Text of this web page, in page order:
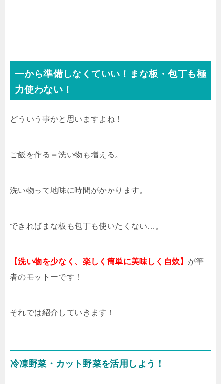
一から準備しなくていい！まな板・包丁も極
力使わない！
どういう事かと思いますよね！
ご飯を作る＝洗い物も増える。
洗い物って地味に時間がかかります。
できればまな板も包丁も使いたくない…。
【洗い物を少なく、楽しく簡単に美味しく自炊】 が筆
者のモットーです！
それでは紹介していきます！
冷凍野菜・カット野菜を活用しよう！